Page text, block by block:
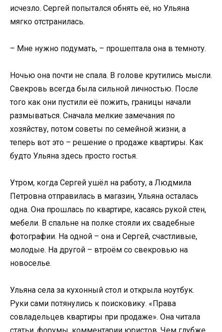
исчезло. Сергей попытался обнять её, но Ульяна
мягко отстранилась.
– Мне нужно подумать, – прошептала она в темноту.
Ночью она почти не спала. В голове крутились мысли.
Свекровь всегда была сильной личностью. После
того как они пустили её пожить, границы начали
размываться. Сначала мелкие замечания по
хозяйству, потом советы по семейной жизни, а
теперь вот это – решение о продаже квартиры. Как
будто Ульяна здесь просто гостья.
Утром, когда Сергей ушёл на работу, а Людмила
Петровна отправилась в магазин, Ульяна осталась
одна. Она прошлась по квартире, касаясь рукой стен,
мебели. В спальне на полке стояли их свадебные
фотографии. На одной – она и Сергей, счастливые,
молодые. На другой – втроём со свекровью на
новоселье.
Ульяна села за кухонный стол и открыла ноутбук.
Руки сами потянулись к поисковику. «Права
совладельцев квартиры при продаже». Она читала